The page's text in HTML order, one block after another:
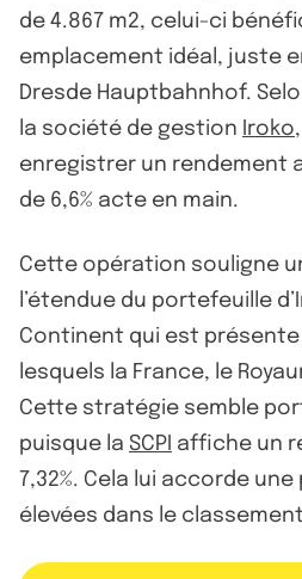
de 4.867 m2, celui-ci
emplacement idéal, juste
Dresde Hauptbahnhof.
la société de gestion Iroko
enregistrer un rendement
de 6,6% acte en main.
Cette opération souligne
l’étendue du portefeuille
Continent qui est présente
lesquels la France, le
Cette stratégie semble
puisque la SCPI affiche un
7,32%. Cela lui accorde
élevées dans le